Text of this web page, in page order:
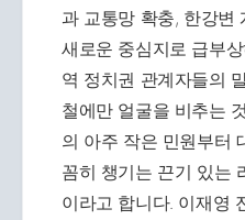
과 교통망 확충, 한강변
새로운 중심지로 급부
역 정치권 관계자들의
철에만 얼굴을 비추는
의 아주 작은 민원부터
꼼히 챙기는 끈기 있는
이라고 합니다. 이재영